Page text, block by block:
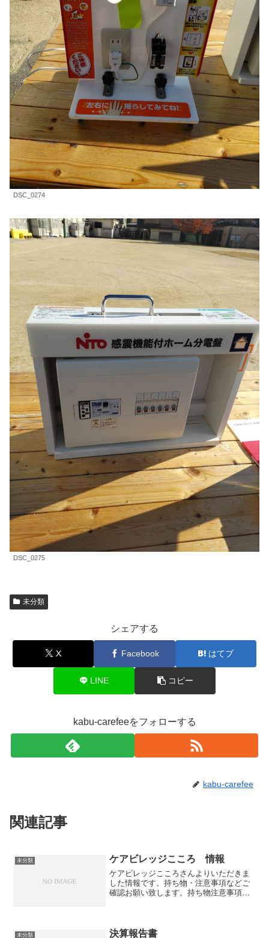
DSC_0274
DSC_0275
未分類
シェアする
X Facebook はてブ
LINE コピー
kabu-carefeeをフォローする
kabu-carefee
関連記事
未分類 ケアビレッジこころ 情報
ケアビレッジこころさんよりいただきま
した情報です。持ち物・注意事項などご
確認お願い致します。持ち物注意事項入
未分類 決算報告書